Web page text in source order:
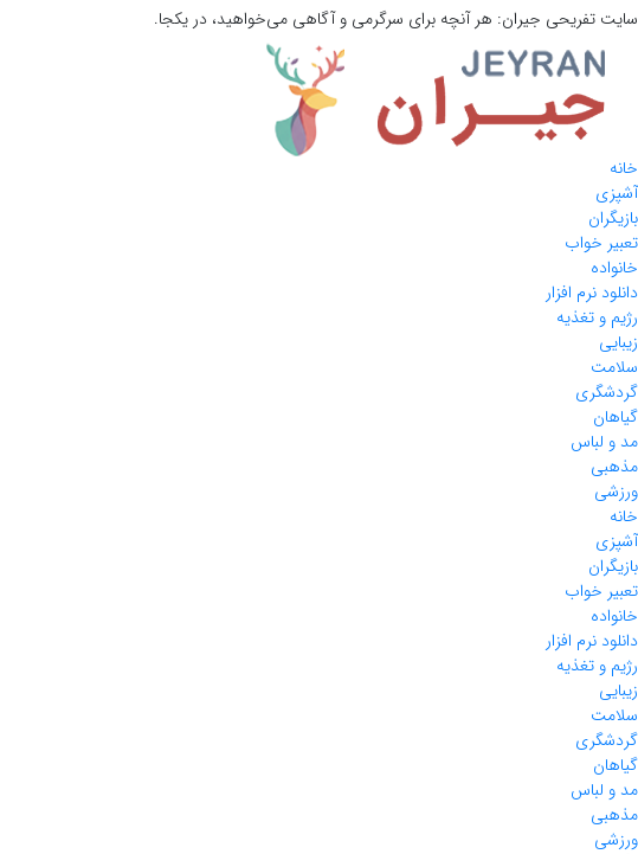
سایت تفریحی جیران: هر آنچه برای سرگرمی و آگاهی می‌خواهید، در یکجا.
خانه
آشپزی
بازیگران
تعبیر خواب
خانواده
دانلود نرم افزار
رژیم و تغذیه
زیبایی
سلامت
گردشگری
گیاهان
مد و لباس
مذهبی
ورزشی
خانه
آشپزی
بازیگران
تعبیر خواب
خانواده
دانلود نرم افزار
رژیم و تغذیه
زیبایی
سلامت
گردشگری
گیاهان
مد و لباس
مذهبی
ورزشی